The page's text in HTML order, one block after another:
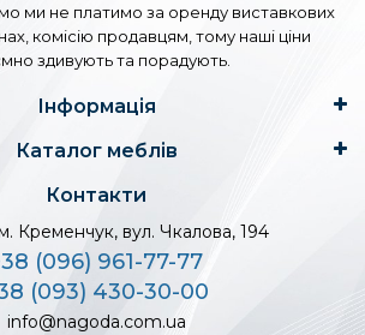
ми не платимо за оренду виставкових
комісію продавцям, тому наші ціни
здивують та порадують.
Інформація
Каталог меблів
Контакти
Кременчук, вул. Чкалова, 194
(096) 961-77-77
(093) 430-30-00
info@nagoda.com.ua